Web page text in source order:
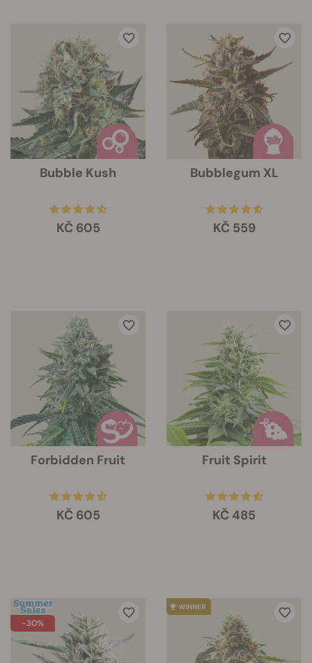
Bubble Kush
KČ 605
Bubblegum XL
KČ 559
Forbidden Fruit
KČ 605
Fruit Spirit
KČ 485
-30%